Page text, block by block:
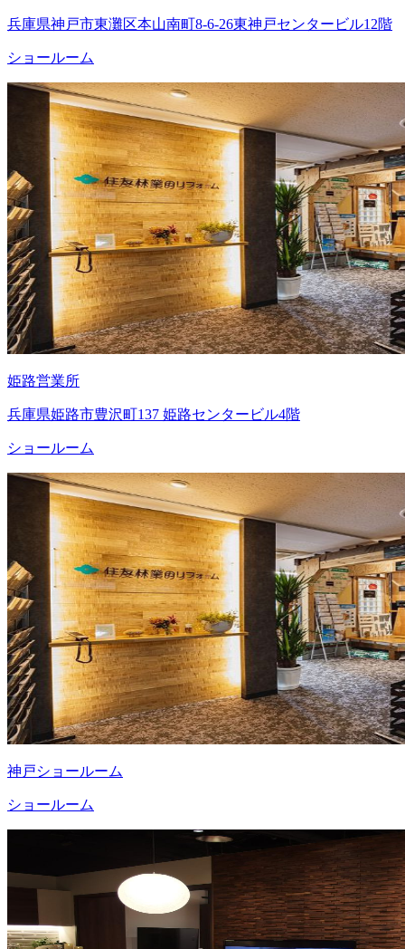
兵庫県神戸市東灘区本山南町8-6-26東神戸センタービル12階
ショールーム
姫路営業所
兵庫県姫路市豊沢町137 姫路センタービル4階
ショールーム
神戸ショールーム
ショールーム